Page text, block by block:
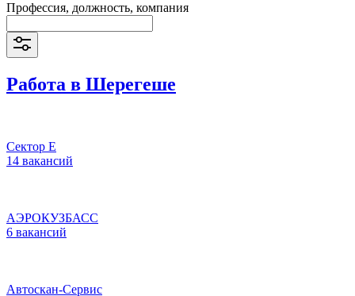
Профессия, должность, компания
Работа в Шерегеше
Сектор Е
14 вакансий
АЭРОКУЗБАСС
6 вакансий
Автоскан-Сервис